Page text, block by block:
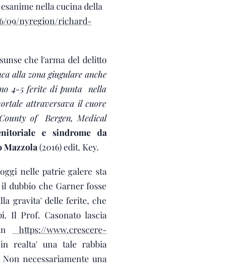
nella cucina della
09/nyregion/richard-
che l'arma del delitto
alla zona giugulare anche
4-5 ferite di punta nella
attraversava il cuore
of Bergen, Medical
e sindrome da
Mazzola(2016) edit. Key.
nelle patrie galere sta
dubbio che Garner fosse
gravita' delle ferite, che
Il Prof. Casonato lascia
https://www.crescere-
realta' una tale rabbia
necessariamente una